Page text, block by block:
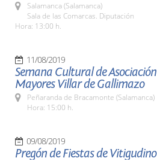
Salamanca (Salamanca)
Sala de las Comarcas. Diputación
Hora: 13:00 h.
11/08/2019
Semana Cultural de Asociación
Mayores Villar de Gallimazo
Peñaranda de Bracamonte (Salamanca)
Hora: 15:00 h.
09/08/2019
Pregón de Fiestas de Vitigudino